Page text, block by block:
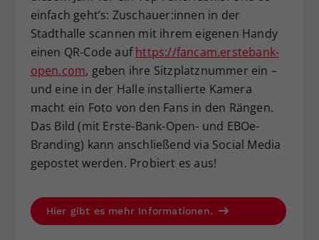
einfach geht’s: Zuschauer:innen in der
Stadthalle scannen mit ihrem eigenen Handy
einen QR-Code aufhttps://fancam.erstebank-
open.com, geben ihre Sitzplatznummer ein –
und eine in der Halle installierte Kamera
macht ein Foto von den Fans in den Rängen.
Das Bild (mit Erste-Bank-Open- und EBOe-
Branding) kann anschließend via Social Media
gepostet werden. Probiert es aus!
Hier gibt es mehr Informationen.
Dieser Wert speichert Ihre Consent-
Einstellungen. Unter anderem eine
zufällig generierte ID, für die
historische Speicherung Ihrer
vorgenommen Einstellungen, falls der
Webseiten-Betreiber dies eingestellt
hat.